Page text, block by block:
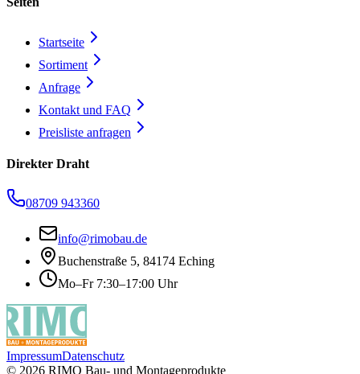
Startseite
Sortiment
Anfrage
Kontakt und FAQ
Preisliste anfragen
Direkter Draht
08709 943360
info@rimobau.de
Buchenstraße 5, 84174 Eching
Mo–Fr 7:30–17:00 Uhr
ImpressumDatenschutz
© 2026 RIMO Bau- und Montageprodukte